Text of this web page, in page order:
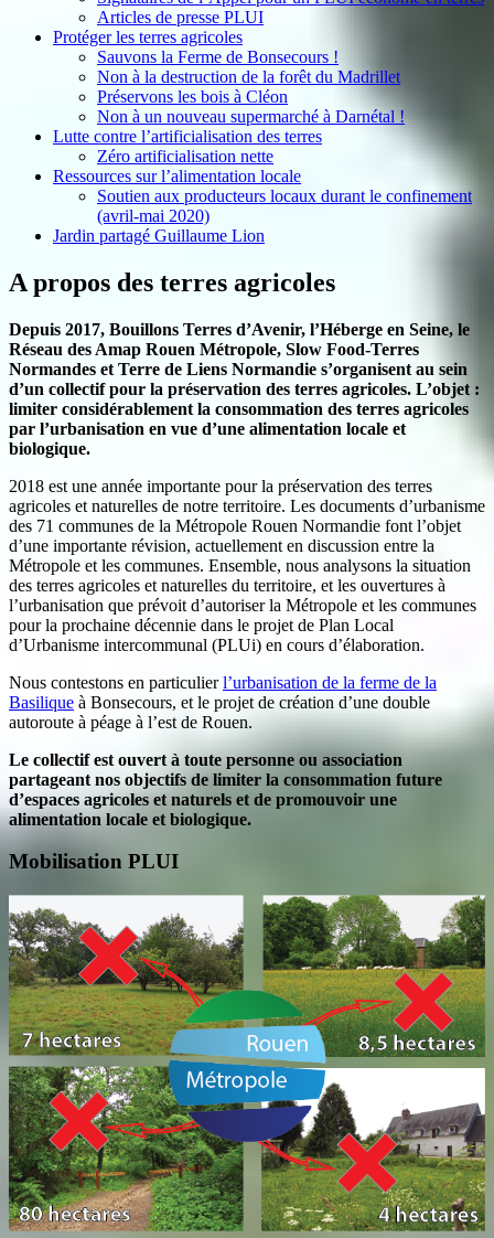
Articles de presse PLUI
Protéger les terres agricoles
Sauvons la Ferme de Bonsecours !
Non à la destruction de la forêt du Madrillet
Préservons les bois à Cléon
Non à un nouveau supermarché à Darnétal !
Lutte contre l’artificialisation des terres
Zéro artificialisation nette
Ressources sur l’alimentation locale
Soutien aux producteurs locaux durant le confinement
(avril-mai 2020)
Jardin partagé Guillaume Lion
A propos des terres agricoles
Depuis 2017, Bouillons Terres d’Avenir, l’Héberge en Seine, le
Réseau des Amap Rouen Métropole, Slow Food-Terres
Normandes et Terre de Liens Normandie s’organisent au sein
d’un collectif pour la préservation des terres agricoles. L’objet :
limiter considérablement la consommation des terres agricoles
par l’urbanisation en vue d’une alimentation locale et
biologique.
2018 est une année importante pour la préservation des terres
agricoles et naturelles de notre territoire. Les documents d’urbanisme
des 71 communes de la Métropole Rouen Normandie font l’objet
d’une importante révision, actuellement en discussion entre la
Métropole et les communes. Ensemble, nous analysons la situation
des terres agricoles et naturelles du territoire, et les ouvertures à
l’urbanisation que prévoit d’autoriser la Métropole et les communes
pour la prochaine décennie dans le projet de Plan Local
d’Urbanisme intercommunal (PLUi) en cours d’élaboration.
Nous contestons en particulierl’urbanisation de la ferme de la
Basilique à Bonsecours, et le projet de création d’une double
autoroute à péage à l’est de Rouen.
Le collectif est ouvert à toute personne ou association
partageant nos objectifs de limiter la consommation future
d’espaces agricoles et naturels et de promouvoir une
alimentation locale et biologique.
Mobilisation PLUI